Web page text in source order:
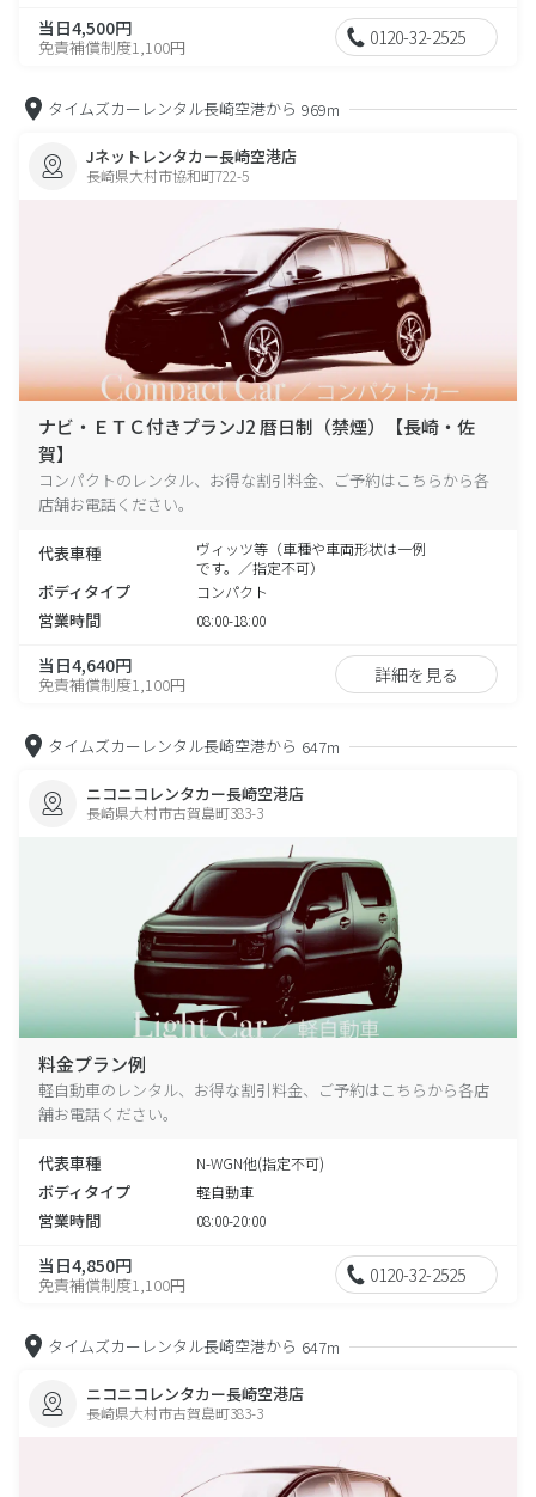
当日4,500円
免責補償制度1,100円 0120-32-2525
タイムズカーレンタル長崎空港から 969m
Jネットレンタカー長崎空港店
長崎県大村市協和町722-5
ナビ・ＥＴＣ付きプランJ2 暦日制（禁煙）【長崎・佐
賀】
コンパクトのレンタル、お得な割引料金、ご予約はこちらから各
店舗お電話ください。
代表車種
ヴィッツ等（車種や車両形状は一例
です。／指定不可）
ボディタイプ コンパクト
営業時間 08:00-18:00
当日4,640円
免責補償制度1,100円 詳細を見る
タイムズカーレンタル長崎空港から 647m
ニコニコレンタカー長崎空港店
長崎県大村市古賀島町383-3
料金プラン例
軽自動車のレンタル、お得な割引料金、ご予約はこちらから各店
舗お電話ください。
代表車種 N-WGN他(指定不可)
ボディタイプ 軽自動車
営業時間 08:00-20:00
当日4,850円
免責補償制度1,100円 0120-32-2525
タイムズカーレンタル長崎空港から 647m
ニコニコレンタカー長崎空港店
長崎県大村市古賀島町383-3